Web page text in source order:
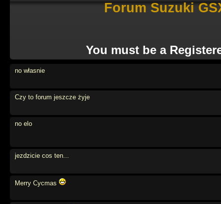
Forum Suzuki
You must be a
no własnie
Czy to forum jeszcze żyje
no elo
jezdzicie cos ten...
Merry Cycmas